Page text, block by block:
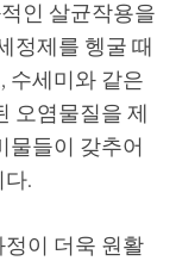
인 살균작용을
정제를 헹굴 때
수세미와 같은
오염물질을 제
물들이 갖추어
.
이 더욱 원활